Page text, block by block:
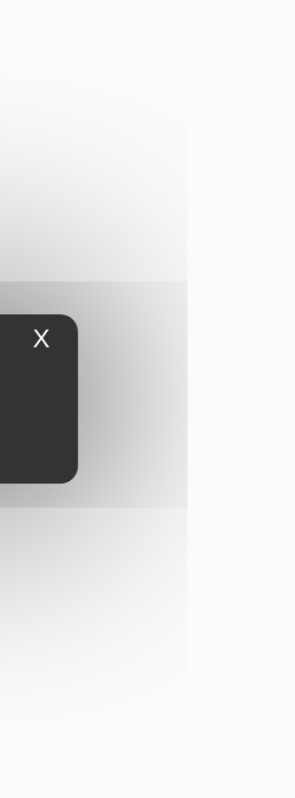
X Masquer le